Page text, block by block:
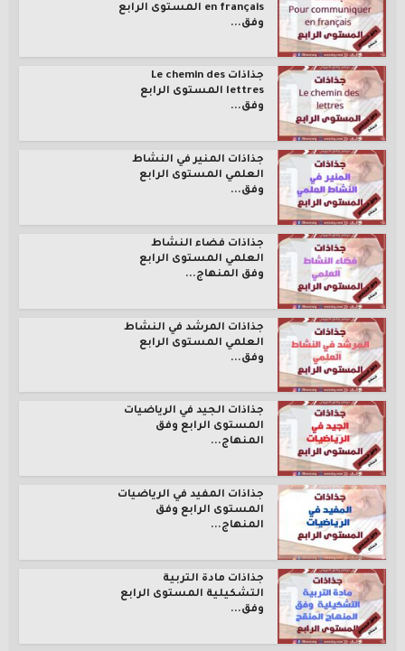
en français المستوى الرابع
وفق...
جذاذات Le chemin des
lettres المستوى الرابع
وفق...
جذاذات المنير في النشاط
العلمي المستوى الرابع
وفق...
جذاذات فضاء النشاط
العلمي المستوى الرابع
وفق المنهاج...
جذاذات المرشد في النشاط
العلمي المستوى الرابع
وفق...
جذاذات الجيد في الرياضيات
المستوى الرابع وفق
المنهاج...
جذاذات المفيد في الرياضيات
المستوى الرابع وفق
المنهاج...
جذاذات مادة التربية
التشكيلية المستوى الرابع
وفق...